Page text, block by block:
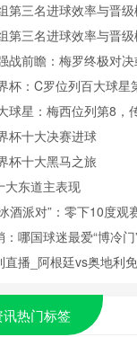
第三名进球效率与晋
第三名进球效率与晋
战前瞻：梅罗终极对
杯：C罗位列百大球星
球星：梅西位列第8，
杯十大决赛进球
杯十大黑马之旅
大东道主表现
酒派对”：零下10度观
寒狂欢》
哪国球迷最爱“博冷门
直播_阿根廷vs奥地利
热门标签